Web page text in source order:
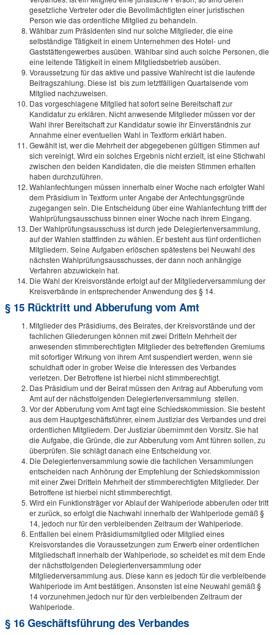
gesetzliche Vertreter oder die Bevollmächtigten einer juristischen
Person wie das ordentliche Mitglied zu behandeln.
Wählbar zum Präsidenten sind nur solche Mitglieder, die eine
selbständige Tätigkeit in einem Unternehmen des Hotel- und
Gaststättengewerbes ausüben. Wählbar sind auch solche Personen, die
eine leitende Tätigkeit in einem Mitgliedsbetrieb ausüben.
Voraussetzung für das aktive und passive Wahlrecht ist die laufende
Beitragszahlung. Diese ist bis zum letztfälligen Quartalsende vom
Mitglied nachzuweisen.
Das vorgeschlagene Mitglied hat sofort seine Bereitschaft zur
Kandidatur zu erklären. Nicht anwesende Mitglieder müssen vor der
Wahl ihrer Bereitschaft zur Kandidatur sowie ihr Einverständnis zur
Annahme einer eventuellen Wahl in Textform erklärt haben.
Gewählt ist, wer die Mehrheit der abgegebenen gültigen Stimmen auf
sich vereinigt. Wird ein solches Ergebnis nicht erzielt, ist eine Stichwahl
zwischen den beiden Kandidaten, die die meisten Stimmen erhalten
haben durchzuführen.
Wahlanfechtungen müssen innerhalb einer Woche nach erfolgter Wahl
dem Präsidium in Textform unter Angabe der Anfechtungsgründe
zugegangen sein. Die Entscheidung über eine Wahlanfechtung trifft der
Wahlprüfungsausschuss binnen einer Woche nach ihrem Eingang.
Der Wahlprüfungsausschuss ist durch jede Delegiertenversammlung,
auf der Wahlen stattfinden zu wählen. Er besteht aus fünf ordentlichen
Mitgliedern. Seine Aufgaben erlöschen spätestens bei Neuwahl des
nächsten Wahlprüfungsausschusses, der dann noch anhängige
Verfahren abzuwickeln hat.
Die Wahl der Kreisvorstände erfolgt auf der Mitgliederversammlung der
Kreisverbände in entsprechender Anwendung des § 14.
§ 15 Rücktritt und Abberufung vom Amt
Mitglieder des Präsidiums, des Beirates, der Kreisvorstände und der
fachlichen Gliederungen können mit zwei Dritteln Mehrheit der
anwesenden stimmberechtigten Mitglieder des betreffenden Gremiums
mit sofortiger Wirkung von ihrem Amt suspendiert werden, wenn sie
schuldhaft oder in grober Weise die Interessen des Verbandes
verletzen. Der Betroffene ist hierbei nicht stimmberechtigt.
Das Präsidium und der Beirat müssen den Antrag auf Abberufung vom
Amt auf der nächstfolgenden Delegiertenversammlung stellen.
Vor der Abberufung vom Amt tagt eine Schiedskommission. Sie besteht
aus dem Hauptgeschäftsführer, einem Justiziar des Verbandes und drei
ordentlichen Mitgliedern. Der Justiziar übernimmt den Vorsitz. Sie hat
die Aufgabe, die Gründe, die zur Abberufung vom Amt führen sollen, zu
überprüfen. Sie schlägt danach eine Entscheidung vor.
Die Delegiertenversammlung sowie die fachlichen Versammlungen
entscheiden nach Anhörung der Empfehlung der Schiedskommission
mit einer Zwei Dritteln Mehrheit der stimmberechtigten Mitglieder. Der
Betroffene ist hierbei nicht stimmberechtigt.
Wird ein Funktionsträger vor Ablauf der Wahlperiode abberufen oder tritt
er zurück, so erfolgt die Nachwahl innerhalb der Wahlperiode gemäß §
14, jedoch nur für den verbleibenden Zeitraum der Wahlperiode.
Entfallen bei einem Präsidiumsmitglied oder Mitglied eines
Kreisvorstandes die Voraussetzungen zum Erwerb einer ordentlichen
Mitgliedschaft innerhalb der Wahlperiode, so scheidet es mit dem Ende
der nächstfolgenden Delegiertenversammlung oder
Mitgliederversammlung aus. Diese kann es jedoch für die verbleibende
Wahlperiode im Amt bestätigen. Ansonsten ist eine Neuwahl gemäß §
14 vorzunehmen,jedoch nur für den verbleibenden Zeitraum der
Wahlperiode.
§ 16 Geschäftsführung des Verbandes